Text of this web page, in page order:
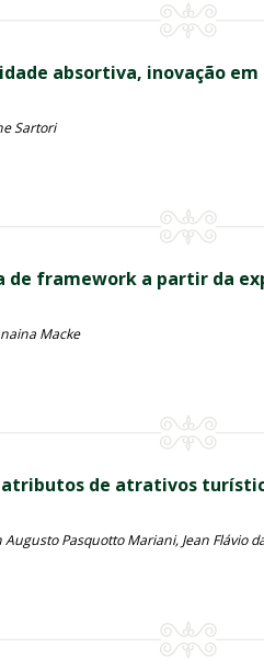
absortiva, inovação
Sartori
de framework a partir da
Macke
de atrativos
Pasquotto Mariani, Jean Flávio